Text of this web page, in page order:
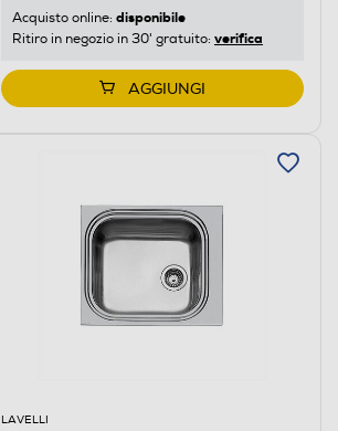
Acquisto online: disponibile
Ritiro in negozio in 30' gratuito: verifica
AGGIUNGI
LAVELLI